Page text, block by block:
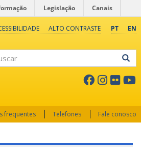
Legislação Canais
PT EN
ALTO CONTRASTE
frequentes Telefones Fale conosco